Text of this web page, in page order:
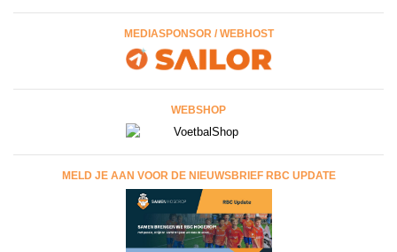
MEDIASPONSOR / WEBHOST
WEBSHOP
MELD JE AAN VOOR DE NIEUWSBRIEF RBC UPDATE